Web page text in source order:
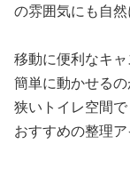
の雰囲気にも自然
移動に便利なキ
簡単に動かせるの
狭いトイレ空間
おすすめの整理ア